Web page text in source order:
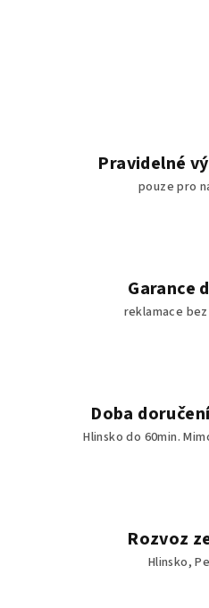
Pravidelné
pouze pro
Garance
reklamace
Doba
Hlinsko do 60min.
Rozvoz
Hlinsko,